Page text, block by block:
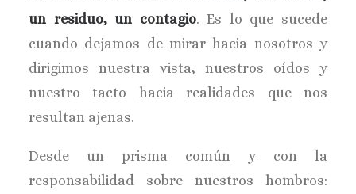
un residuo, un contagio. Es lo que sucede
cuando dejamos de mirar hacia nosotros y
dirigimos nuestra vista, nuestros oídos y
nuestro tacto hacia realidades que nos
resultan ajenas.
Desde un prisma común y con la
responsabilidad sobre nuestros hombros: